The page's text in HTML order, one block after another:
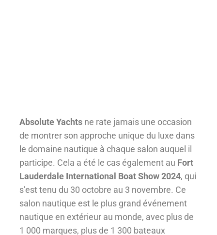
Absolute Yachts ne rate jamais une occasion
de montrer son approche unique du luxe dans
le domaine nautique à chaque salon auquel il
participe. Cela a été le cas également au Fort
Lauderdale International Boat Show 2024, qui
s’est tenu du 30 octobre au 3 novembre. Ce
salon nautique est le plus grand événement
nautique en extérieur au monde, avec plus de
1 000 marques, plus de 1 300 bateaux